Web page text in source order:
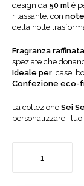
design da 50 ml è
rilassante, con
della notte
Fragranza raffinata
speziate che
Ideale per: case,
Confezione eco-
La collezione Sei
personalizzare i